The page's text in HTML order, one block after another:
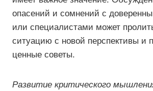
опасений и сомнений с
или специалистами может
ситуацию с новой перспективы и
ценные советы.
Развитие критического